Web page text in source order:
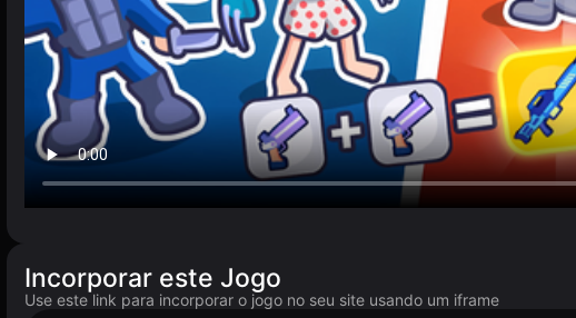
Incorporar este Jogo
Use este link para incorporar o jogo no seu site usando um iframe